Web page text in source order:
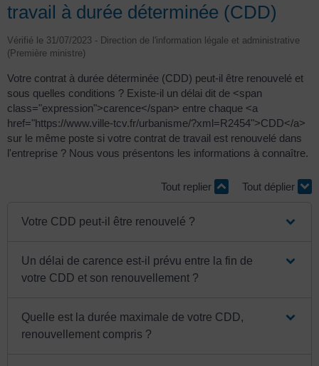
travail à durée déterminée (CDD)
Vérifié le 31/07/2023 - Direction de l'information légale et administrative
(Première ministre)
Votre contrat à durée déterminée (CDD) peut-il être renouvelé et
sous quelles conditions ? Existe-il un délai dit de <span
class="expression">carence</span> entre chaque <a
href="https://www.ville-tcv.fr/urbanisme/?xml=R2454">CDD</a>
sur le même poste si votre contrat de travail est renouvelé dans
l'entreprise ? Nous vous présentons les informations à connaître.
Tout replier Tout déplier
Votre CDD peut-il être renouvelé ?
Un délai de carence est-il prévu entre la fin de
votre CDD et son renouvellement ?
Quelle est la durée maximale de votre CDD,
renouvellement compris ?